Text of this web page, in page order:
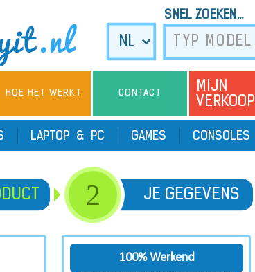
SNEL ZOEKEN...
HOE HET WERKT CONTACT
MIJN
VERKOOP
LAPTOP & PC GAMES CONSOLES
2 JE GEGEVENS
100% Werkend